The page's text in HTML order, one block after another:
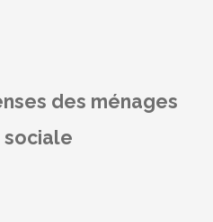
des ménages
sociale